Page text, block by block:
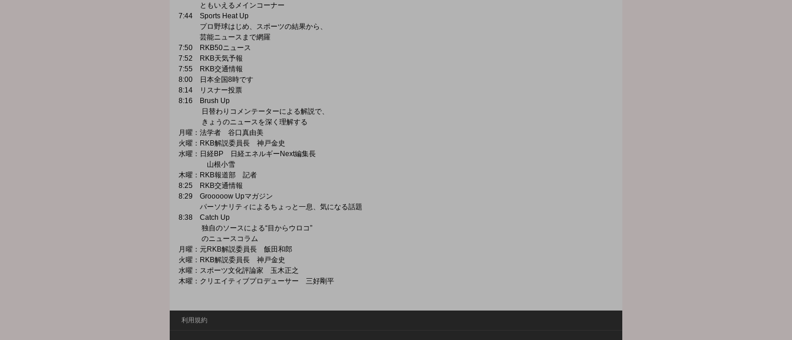
ともいえるメインコーナー
7:44 Sports Heat Up
プロ野球はじめ、スポーツの結果から、
芸能ニュースまで網羅
7:50 RKB50ニュース
7:52 RKB天気予報
7:55 RKB交通情報
8:00 日本全国8時です
8:14 リスナー投票
8:16 Brush Up
日替わりコメンテーターによる解説で、
きょうのニュースを深く理解する
月曜：法学者 谷口真由美
火曜：RKB解説委員長 神戸金史
水曜：日経BP 日経エネルギーNext編集長
山根小雪
木曜：RKB報道部 記者
8:25 RKB交通情報
8:29 Grooooow Upマガジン
パーソナリティによるちょっと一息、気になる話題
8:38 Catch Up
独自のソースによる“目からウロコ”
のニュースコラム
月曜：元RKB解説委員長 飯田和郎
火曜：RKB解説委員長 神戸金史
水曜：スポーツ文化評論家 玉木正之
木曜：クリエイティブプロデューサー 三好剛平
利用規約